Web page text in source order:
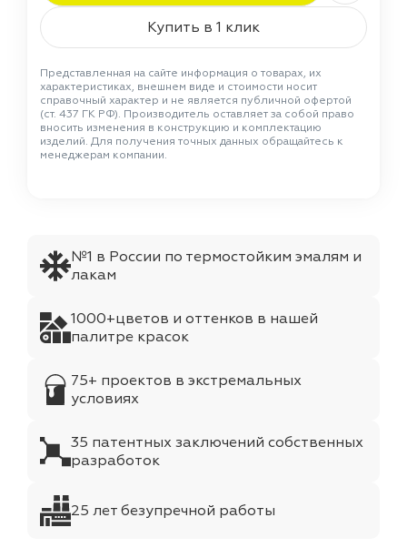
Купить в 1 клик
Представленная на сайте информация о товарах, их
характеристиках, внешнем виде и стоимости носит
справочный характер и не является публичной офертой
(ст. 437 ГК РФ). Производитель оставляет за собой право
вносить изменения в конструкцию и комплектацию
изделий. Для получения точных данных обращайтесь к
менеджерам компании.
№1 в России по термостойким эмалям и
лакам
1000+цветов и оттенков в нашей
палитре красок
75+ проектов в экстремальных
условиях
35 патентных заключений собственных
разработок
25 лет безупречной работы